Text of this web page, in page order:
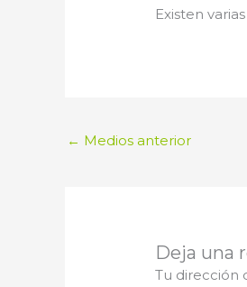
Existen
← Medios anterior
Deja una
Tu dirección